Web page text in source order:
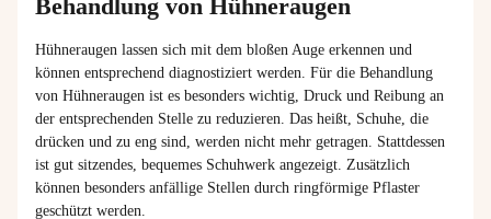
Behandlung von Hühneraugen
Hühneraugen lassen sich mit dem bloßen Auge erkennen und
können entsprechend diagnostiziert werden. Für die Behandlung
von Hühneraugen ist es besonders wichtig, Druck und Reibung an
der entsprechenden Stelle zu reduzieren. Das heißt, Schuhe, die
drücken und zu eng sind, werden nicht mehr getragen. Stattdessen
ist gut sitzendes, bequemes Schuhwerk angezeigt. Zusätzlich
können besonders anfällige Stellen durch ringförmige Pflaster
geschützt werden.